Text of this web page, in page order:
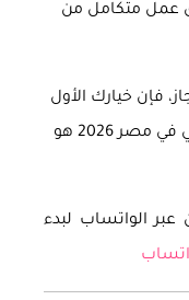
عمل متكامل من
فإن خيارك الأول
كأفضل مكتب تأسيس شركات قريب مني في مصر 2026 هو
الواتساب لبدء